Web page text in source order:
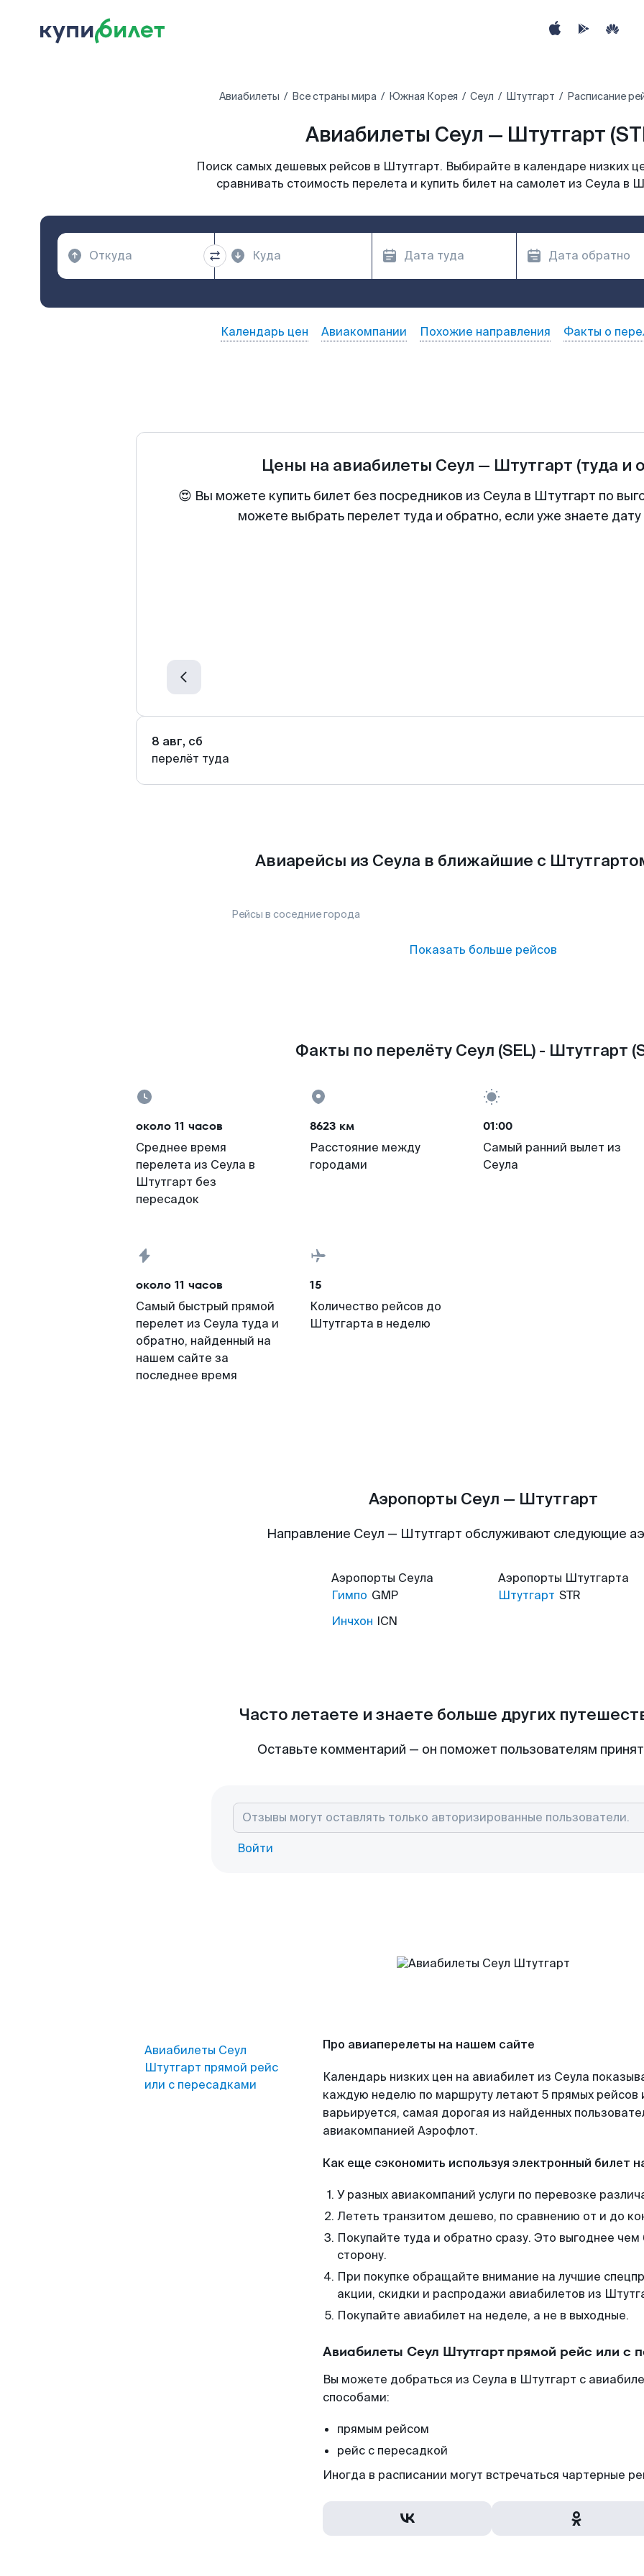
Авиабилеты Все страны мира Южная Корея Сеул Штутгарт Расписание
Авиабилеты Сеул — Штутгарт
Поиск самых дешевых рейсов в Штутгарт. Выбирайте в календаре низких
сравнивать стоимость перелета и купить билет на самолет из Сеула в
Календарь цен Авиакомпании Похожие направления Факты о
Цены на авиабилеты Сеул — Штутгарт (туда и
😍 Вы можете купить билет без посредников из Сеула в Штутгарт по
можете выбрать перелет туда и обратно, если уже знаете
8 авг, сб
перелёт туда
Авиарейсы из Сеула в ближайшие с
Рейсы в соседние города
Показать больше рейсов
Факты по перелёту Сеул (SEL) - Штутгарт
около 11 часов
Среднее время
перелета из Сеула в
Штутгарт без
пересадок
8623 км
Расстояние между
городами
01:00
Самый ранний вылет из
Сеула
около 11 часов
Самый быстрый прямой
перелет из Сеула туда и
обратно, найденный на
нашем сайте за
последнее время
15
Количество рейсов до
Штутгарта в неделю
Аэропорты Сеул — Штутгарт
Направление Сеул — Штутгарт обслуживают следующие
Аэропорты Сеула
Гимпо GMP
Инчхон ICN
Аэропорты Штутгарта
Штутгарт STR
Часто летаете и знаете больше других
Оставьте комментарий — он поможет пользователям
Войти
Авиабилеты Сеул
Штутгарт прямой рейс
или с пересадками
Про авиаперелеты на нашем сайте
Календарь низких цен на авиабилет из Сеула
каждую неделю по маршруту летают 5 прямых рейсов
варьируется, самая дорогая из найденных
авиакомпанией Аэрофлот.
Как еще сэкономить используя электронный билет
У разных авиакомпаний услуги по перевозке
Лететь транзитом дешево, по сравнению от и до
Покупайте туда и обратно сразу. Это выгоднее
сторону.
При покупке обращайте внимание на лучшие
акции, скидки и распродажи авиабилетов из
Покупайте авиабилет на неделе, а не в выходные.
Авиабилеты Сеул Штутгарт прямой рейс или с
Вы можете добраться из Сеула в Штутгарт с
способами:
прямым рейсом
рейс с пересадкой
Иногда в расписании могут встречаться чартерные